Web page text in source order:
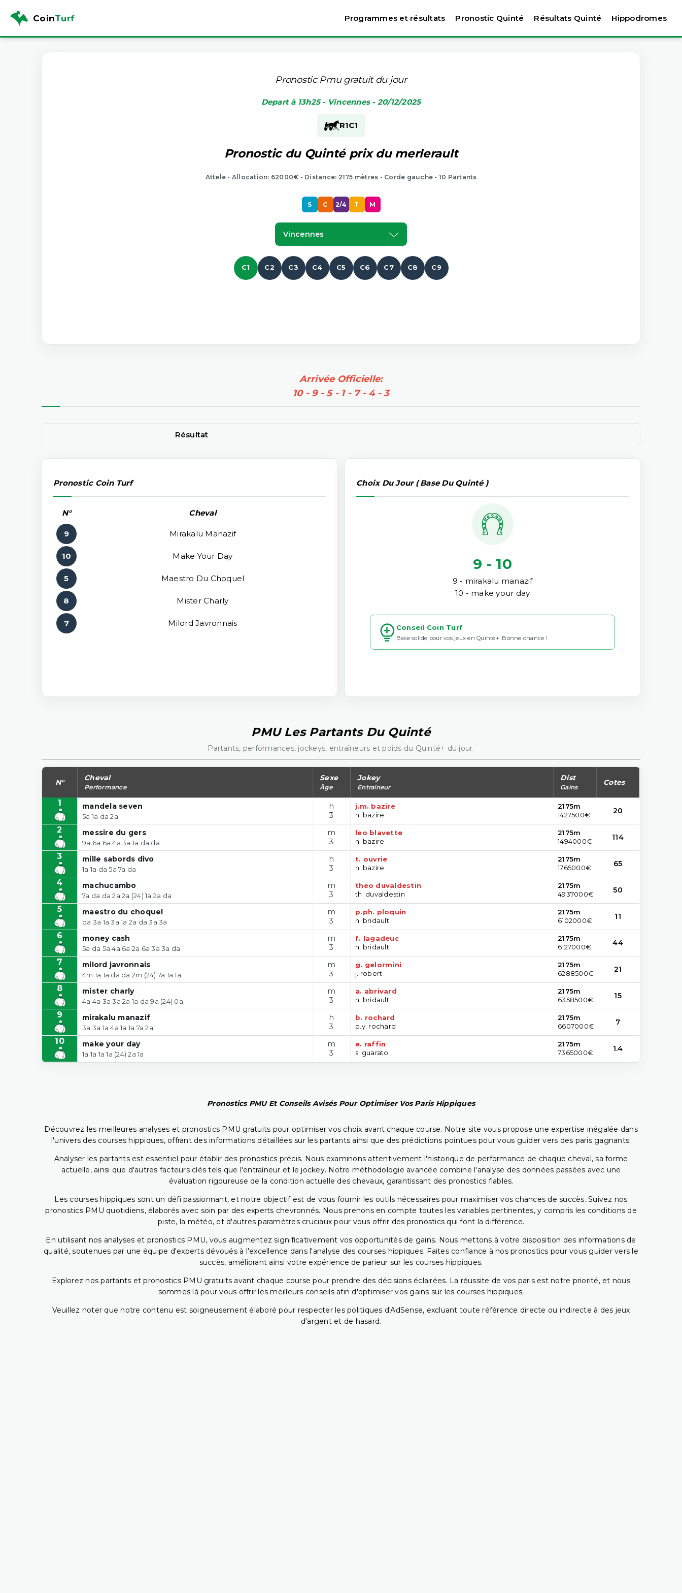
CoinTurf Programmes et résultats Pronostic Quinté Résultats Quinté Hippodromes
Pronostic Pmu gratuit du jour
Depart à 13h25 - Vincennes - 20/12/2025
R1C1
Pronostic du Quinté prix du merlerault
Attele - Allocation: 62000€ - Distance: 2175 mètres - Corde gauche - 10 Partants
S C 2/4 T M
Vincennes
C1 C2 C3 C4 C5 C6 C7 C8 C9
Arrivée Officielle:
10 - 9 - 5 - 1 - 7 - 4 - 3
Résultat
Pronostic Coin Turf
N° Cheval
9 Mirakalu Manazif
10 Make Your Day
5 Maestro Du Choquel
8 Mister Charly
7 Milord Javronnais
Choix Du Jour ( Base Du Quinté )
9 - 10
9 - mirakalu manazif
10 - make your day
Conseil Coin Turf
Base solide pour vos jeux en Quinté+. Bonne chance !
PMU Les Partants Du Quinté
Partants, performances, jockeys, entraîneurs et poids du Quinté+ du jour.
N° Cheval
Performance
Sexe
Âge
Jokey
Entraîneur
Dist
Gains
Cotes
1 mandela seven
5a 1a da 2a
h
3
j.m. bazire
n. bazire
2175m
1427500€
20
2 messire du gers
9a 6a 6a 4a 3a 1a da da
m
3
leo blavette
n. bazire
2175m
1494000€
114
3 mille sabords divo
1a 1a da 5a 7a da
h
3
t. ouvrie
n. bazire
2175m
1765000€
65
4 machucambo
7a da da 2a 2a (24) 1a 2a da
m
3
theo duvaldestin
th. duvaldestin
2175m
4937000€
50
5 maestro du choquel
da 3a 1a 3a 1a 2a da 3a 3a
m
3
p.ph. ploquin
n. bridault
2175m
6102000€
11
6 money cash
5a da 5a 4a 6a 2a 6a 3a 3a da
m
3
f. lagadeuc
n. bridault
2175m
6127000€
44
7 milord javronnais
4m 1a 1a da da 2m (24) 7a 1a 1a
m
3
g. gelormini
j. robert
2175m
6288500€
21
8 mister charly
4a 4a 3a 3a 2a 1a da 9a (24) 0a
m
3
a. abrivard
n. bridault
2175m
6358500€
15
9 mirakalu manazif
3a 3a 1a 4a 1a 1a 7a 2a
h
3
b. rochard
p.y. rochard
2175m
6607000€
7
10 make your day
1a 1a 1a 1a (24) 2a 1a
m
3
e. raffin
s. guarato
2175m
7365000€
1.4
Pronostics PMU Et Conseils Avisés Pour Optimiser Vos Paris Hippiques
Découvrez les meilleures analyses et pronostics PMU gratuits pour optimiser vos choix avant chaque course. Notre site vous propose une expertise inégalée dans
l'univers des courses hippiques, offrant des informations détaillées sur les partants ainsi que des prédictions pointues pour vous guider vers des paris gagnants.
Analyser les partants est essentiel pour établir des pronostics précis. Nous examinons attentivement l'historique de performance de chaque cheval, sa forme
actuelle, ainsi que d'autres facteurs clés tels que l'entraîneur et le jockey. Notre méthodologie avancée combine l'analyse des données passées avec une
évaluation rigoureuse de la condition actuelle des chevaux, garantissant des pronostics fiables.
Les courses hippiques sont un défi passionnant, et notre objectif est de vous fournir les outils nécessaires pour maximiser vos chances de succès. Suivez nos
pronostics PMU quotidiens, élaborés avec soin par des experts chevronnés. Nous prenons en compte toutes les variables pertinentes, y compris les conditions de
piste, la météo, et d'autres paramètres cruciaux pour vous offrir des pronostics qui font la différence.
En utilisant nos analyses et pronostics PMU, vous augmentez significativement vos opportunités de gains. Nous mettons à votre disposition des informations de
qualité, soutenues par une équipe d'experts dévoués à l'excellence dans l'analyse des courses hippiques. Faites confiance à nos pronostics pour vous guider vers le
succès, améliorant ainsi votre expérience de parieur sur les courses hippiques.
Explorez nos partants et pronostics PMU gratuits avant chaque course pour prendre des décisions éclairées. La réussite de vos paris est notre priorité, et nous
sommes là pour vous offrir les meilleurs conseils afin d'optimiser vos gains sur les courses hippiques.
Veuillez noter que notre contenu est soigneusement élaboré pour respecter les politiques d'AdSense, excluant toute référence directe ou indirecte à des jeux
d'argent et de hasard.